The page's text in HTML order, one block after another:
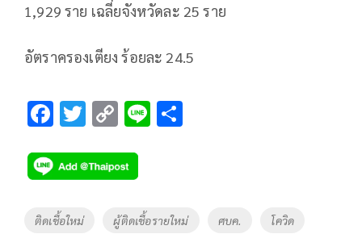
1,929 ราย เฉลี่ยจังหวัดละ 25 ราย
อัตราครองเตียง ร้อยละ 24.5
F
e
b
o
T
tt
er
C
p
y
Li
Li
Tags
ติดเชื้อใหม่ ผู้ติดเชื้อรายใหม่ ศบค. โควิด